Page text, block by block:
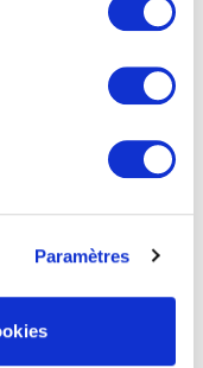
Paramètres